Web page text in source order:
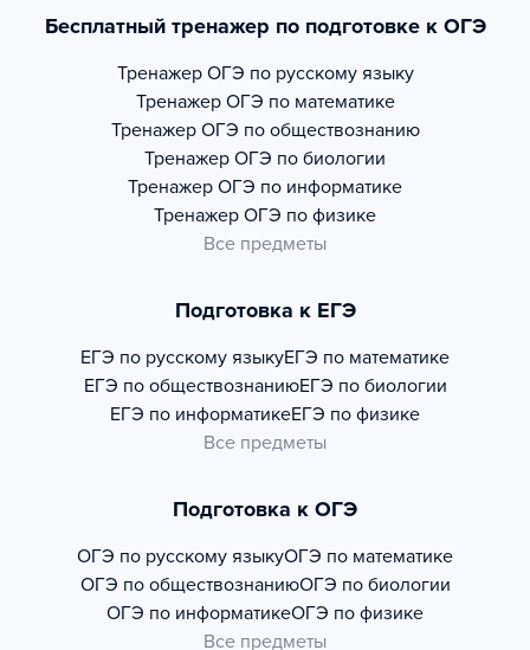
Бесплатный тренажер по подготовке к ОГЭ
Тренажер ОГЭ по русскому языку
Тренажер ОГЭ по математике
Тренажер ОГЭ по обществознанию
Тренажер ОГЭ по биологии
Тренажер ОГЭ по информатике
Тренажер ОГЭ по физике
Все предметы
Подготовка к ЕГЭ
ЕГЭ по русскому языкуЕГЭ по математике
ЕГЭ по обществознаниюЕГЭ по биологии
ЕГЭ по информатикеЕГЭ по физике
Все предметы
Подготовка к ОГЭ
ОГЭ по русскому языкуОГЭ по математике
ОГЭ по обществознаниюОГЭ по биологии
ОГЭ по информатикеОГЭ по физике
Все предметы